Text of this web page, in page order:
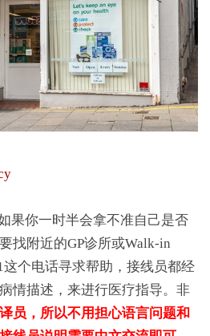
果你一时半会拿不准自己是否
找附近的GP诊所或Walk-in
这个电话寻求帮助，接线员都经
情描述，来进行医疗指导。非
员，所以不用担心语言问题和